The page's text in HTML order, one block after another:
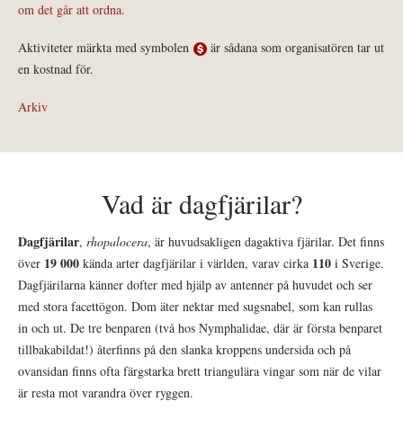
om det går att ordna.
Aktiviteter märkta med symbolen
är sådana som organisatören tar ut
en kostnad för.
Arkiv
Vad är dagfjärilar?
Dagfjärilar, rhopalocera, är huvudsakligen dagaktiva fjärilar. Det finns
över 19 000 kända arter dagfjärilar i världen, varav cirka 110 i Sverige.
Dagfjärilarna känner dofter med hjälp av antenner på huvudet och ser
med stora facettögon. Dom äter nektar med sugsnabel, som kan rullas
in och ut. De tre benparen (två hos Nymphalidae, där är första benparet
tillbakabildat!) återfinns på den slanka kroppens undersida och på
ovansidan finns ofta färgstarka brett triangulära vingar som när de vilar
är resta mot varandra över ryggen.